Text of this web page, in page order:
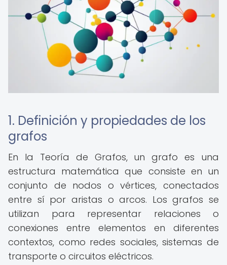
1. Definición y propiedades de los
grafos
En la Teoría de Grafos, un grafo es una
estructura matemática que consiste en un
conjunto de nodos o vértices, conectados
entre sí por aristas o arcos. Los grafos se
utilizan para representar relaciones o
conexiones entre elementos en diferentes
contextos, como redes sociales, sistemas de
transporte o circuitos eléctricos.